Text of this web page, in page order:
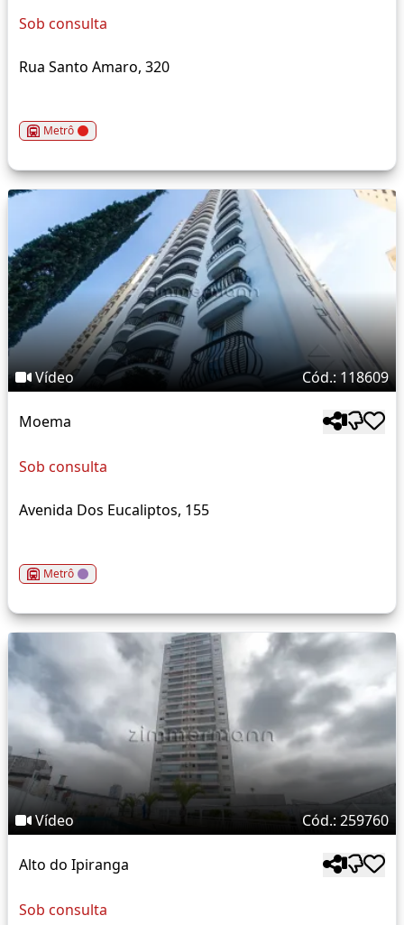
Sob consulta
Rua Santo Amaro, 320
Metrô
Vídeo Cód.: 118609
Moema
Sob consulta
Avenida Dos Eucaliptos, 155
Metrô
Vídeo Cód.: 259760
Alto do Ipiranga
Sob consulta